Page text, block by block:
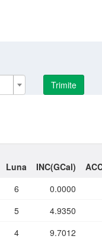
Trimite
Luna INC(GCal)
6 0.0000
5 4.9350
4 9.7012